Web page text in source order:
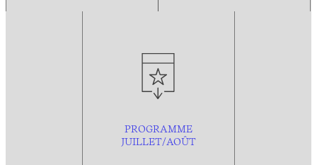
PROGRAMME
JUILLET/AOÛT